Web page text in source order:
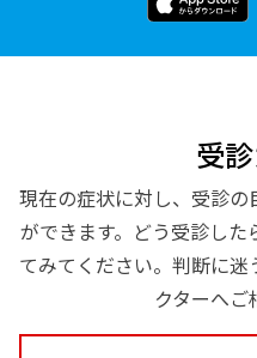
受
現在の症状に対し、受診
ができます。どう受診し
てみてください。判断に
クターへご